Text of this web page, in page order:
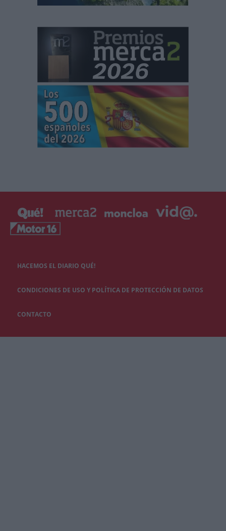
HACEMOS EL DIARIO QUÉ!
CONDICIONES DE USO Y POLÍTICA DE PROTECCIÓN DE DATOS
CONTACTO